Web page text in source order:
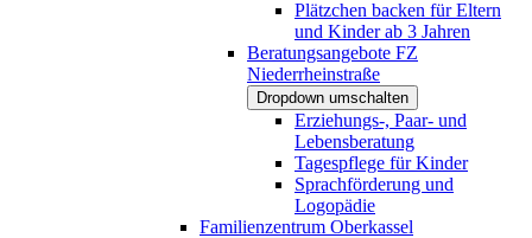
Plätzchen backen für Eltern
und Kinder ab 3 Jahren
Beratungsangebote FZ
Niederrheinstraße
Dropdown umschalten
Erziehungs-, Paar- und
Lebensberatung
Tagespflege für Kinder
Sprachförderung und
Logopädie
Familienzentrum Oberkassel